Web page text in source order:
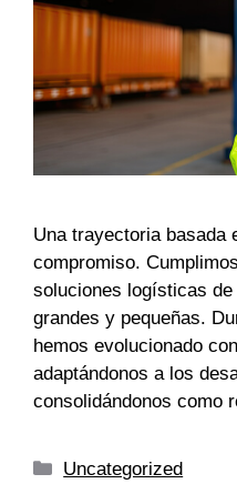
Una trayectoria basada
compromiso.
soluciones logísticas
grandes y pequeñas.
hemos evolucionado
adaptándonos a los
consolidándonos como
Uncategorized